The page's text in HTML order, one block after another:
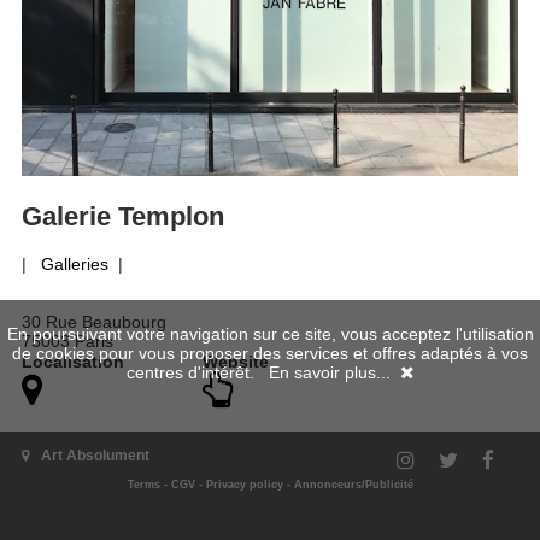
Galerie Templon
| Galleries|
30 Rue Beaubourg
75003 Paris
Localisation
Website
dans le quartier de Saint-Germain-des-Prés. La galerie Daniel
Templon s’ouvre d’abord au sous-sol d’un antiquaire. Deux ans
Art Absolument
Terms- CGV- Privacy policy- Annonceurs/Publicité
En poursuivant votre navigation sur ce site, vous acceptez l'utilisation
de cookies pour vous proposer des services et offres adaptés à vos
centres d'intérêt.En savoir plus...